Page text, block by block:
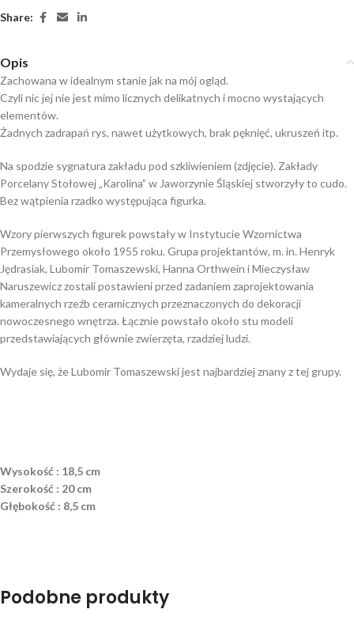
Share:
Opis
Zachowana w idealnym stanie jak na mój ogląd.
Czyli nic jej nie jest mimo licznych delikatnych i mocno wystających
elementów.
Żadnych zadrapań rys, nawet użytkowych, brak pęknięć, ukruszeń itp.
Na spodzie sygnatura zakładu pod szkliwieniem (zdjęcie). Zakłady
Porcelany Stołowej „Karolina” w Jaworzynie Śląskiej stworzyły to cudo.
Bez wątpienia rzadko występująca figurka.
Wzory pierwszych figurek powstały w Instytucie Wzornictwa
Przemysłowego około 1955 roku. Grupa projektantów, m. in. Henryk
Jędrasiak, Lubomir Tomaszewski, Hanna Orthwein i Mieczysław
Naruszewicz zostali postawieni przed zadaniem zaprojektowania
kameralnych rzeźb ceramicznych przeznaczonych do dekoracji
nowoczesnego wnętrza. Łącznie powstało około stu modeli
przedstawiających głównie zwierzęta, rzadziej ludzi.
Wydaje się, że Lubomir Tomaszewski jest najbardziej znany z tej grupy.
Wysokość : 18,5 cm
Szerokość : 20 cm
Głębokość : 8,5 cm
Podobne produkty